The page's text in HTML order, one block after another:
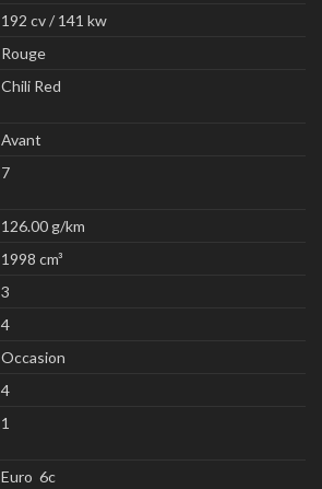
192 cv / 141 kw
Rouge
Chili Red
Avant
7
126.00 g/km
1998 cm³
3
4
Occasion
4
1
Euro 6c